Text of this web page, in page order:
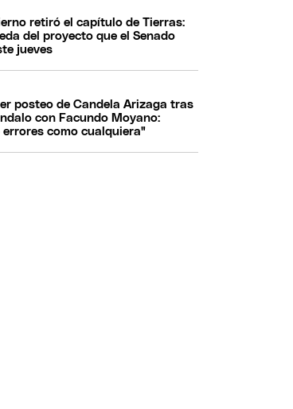
retiró el capítulo de Tierras:
del proyecto que el Senado
jueves
posteo de Candela Arizaga tras
con Facundo Moyano:
errores como cualquiera"